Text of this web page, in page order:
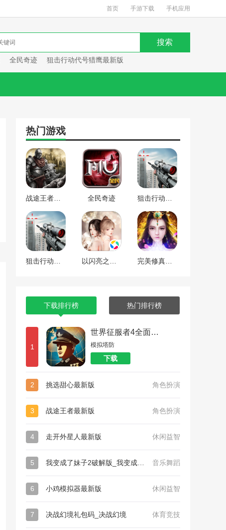
首页 手游下载 手机应用
全民奇迹 狙击行动代号猎鹰最新版
热门游戏
全民奇迹
下载排行榜 热门排行榜
1
世界征服者4全面战争
模拟塔防
下载
2 挑选甜心最新版 角色扮演
3 战途王者最新版 角色扮演
4 走开外星人最新版 休闲益智
5 音乐舞蹈
6 小鸡模拟器最新版 休闲益智
7 决战幻境礼包码_决战幻境 体育竞技